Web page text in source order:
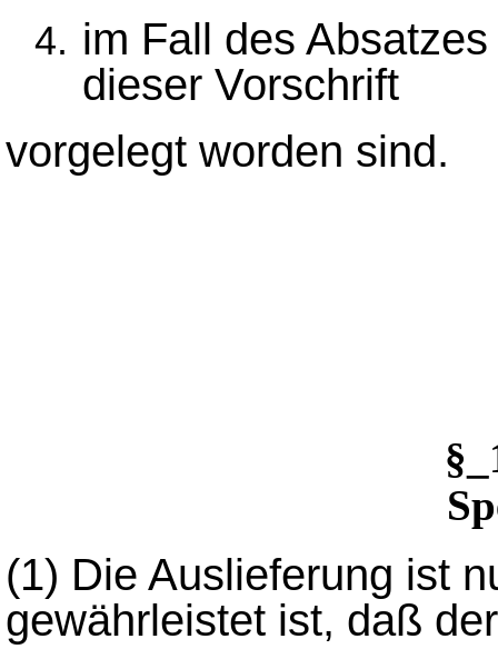
im Fall des
dieser Vorschrift
vorgelegt worden sind.
(1) Die Auslieferung ist
gewährleistet ist, daß